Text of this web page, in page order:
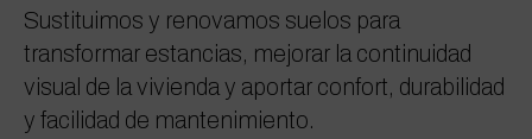
Sustituimos y renovamos suelos para
transformar estancias, mejorar la continuidad
visual de la vivienda y aportar confort, durabilidad
y facilidad de mantenimiento.